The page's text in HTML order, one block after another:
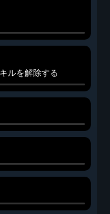
ルを解除する